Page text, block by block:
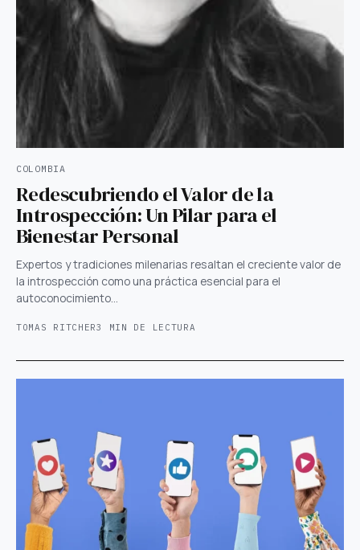
COLOMBIA
Redescubriendo el Valor de la
Introspección: Un Pilar para el
Bienestar Personal
Expertos y tradiciones milenarias resaltan el creciente valor de
la introspección como una práctica esencial para el
autoconocimiento…
TOMAS RITCHER3 MIN DE LECTURA